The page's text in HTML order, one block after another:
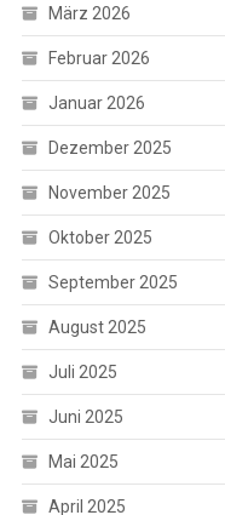
März 2026
Februar 2026
Januar 2026
Dezember 2025
November 2025
Oktober 2025
September 2025
August 2025
Juli 2025
Juni 2025
Mai 2025
April 2025